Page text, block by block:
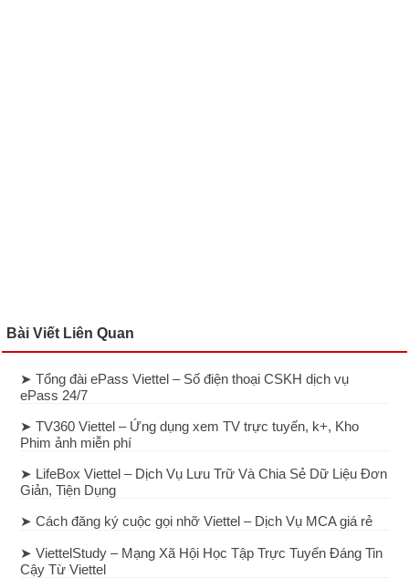
Bài Viết Liên Quan
➤ Tổng đài ePass Viettel – Số điện thoại CSKH dịch vụ
ePass 24/7
➤ TV360 Viettel – Ứng dụng xem TV trực tuyến, k+, Kho
Phim ảnh miễn phí
➤ LifeBox Viettel – Dịch Vụ Lưu Trữ Và Chia Sẻ Dữ Liệu Đơn
Giản, Tiện Dụng
➤ Cách đăng ký cuộc gọi nhỡ Viettel – Dịch Vụ MCA giá rẻ
➤ ViettelStudy – Mạng Xã Hội Học Tập Trực Tuyến Đáng Tin
Cậy Từ Viettel